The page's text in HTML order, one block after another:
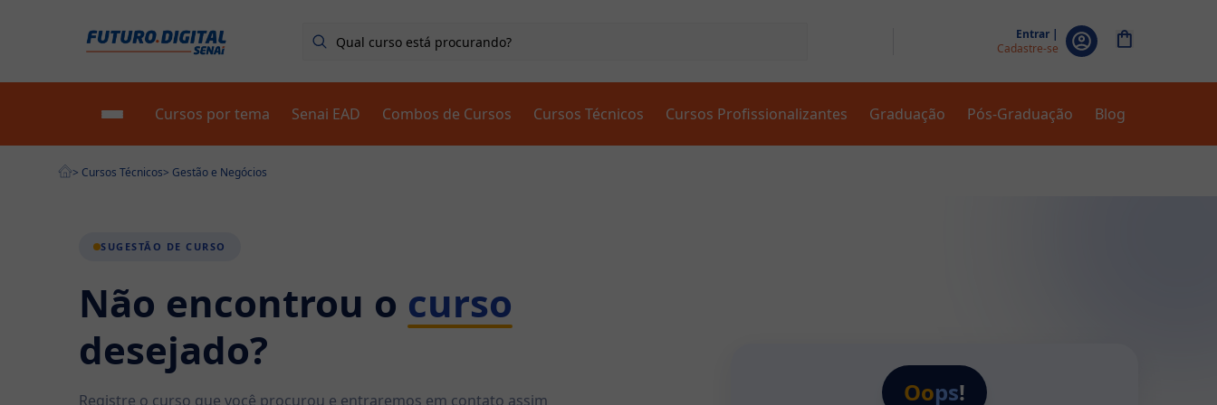
Entrar |
Cadastre-se
Escolha seu curso
Fale conosco - FAQ
🟢 Fale com um consultor
Cursos por tema Senai EAD Combos de Cursos Cursos Técnicos Cursos Profissionalizantes Graduação Pós-Graduação Blog
> Cursos Técnicos> Gestão e Negócios
SUGESTÃO DE CURSO
Não encontrou o curso
desejado?
Registre o curso que você procurou e entraremos em contato assim
Oops!